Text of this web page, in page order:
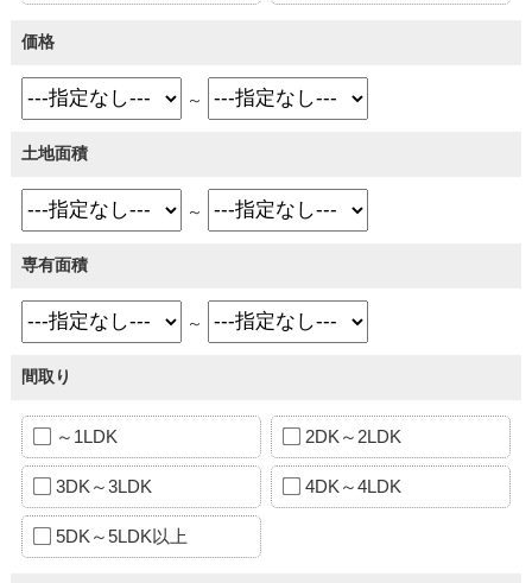
価格
～
土地面積
～
専有面積
～
間取り
～1LDK 2DK～2LDK
3DK～3LDK 4DK～4LDK
5DK～5LDK以上